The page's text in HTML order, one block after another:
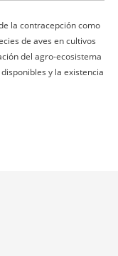
la contracepción como
de aves en cultivos
del agro-ecosistema
y la existencia